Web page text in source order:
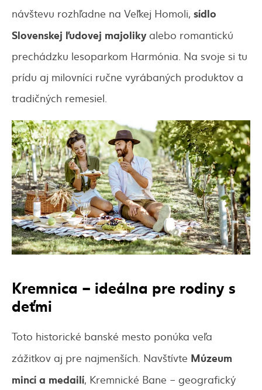
návštevu rozhľadne na Veľkej Homoli, sídlo
Slovenskej ľudovej majoliky alebo romantickú
prechádzku lesoparkom Harmónia. Na svoje si tu
prídu aj milovníci ručne vyrábaných produktov a
tradičných remesiel.
Kremnica – ideálna pre rodiny s
deťmi
Toto historické banské mesto ponúka veľa
zážitkov aj pre najmenších. Navštívte Múzeum
mincí a medailí, Kremnické Bane – geografický